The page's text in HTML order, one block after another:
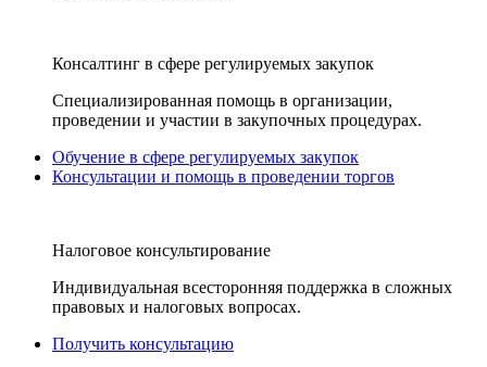
Консалтинг в сфере регулируемых закупок
Специализированная помощь в организации,
проведении и участии в закупочных процедурах.
Обучение в сфере регулируемых закупок
Консультации и помощь в проведении торгов
Налоговое консультирование
Индивидуальная всесторонняя поддержка в сложных
правовых и налоговых вопросах.
Получить консультацию